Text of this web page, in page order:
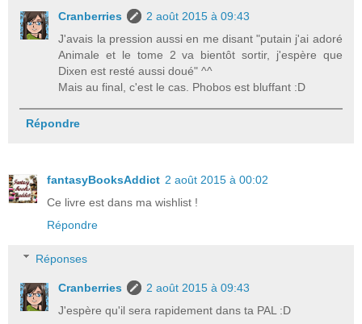
Cranberries
2 août 2015 à 09:43
J'avais la pression aussi en me disant "putain j'ai adoré
Animale et le tome 2 va bientôt sortir, j'espère que
Dixen est resté aussi doué" ^^
Mais au final, c'est le cas. Phobos est bluffant :D
Répondre
fantasyBooksAddict 2 août 2015 à 00:02
Ce livre est dans ma wishlist !
Répondre
Réponses
Cranberries
2 août 2015 à 09:43
J'espère qu'il sera rapidement dans ta PAL :D